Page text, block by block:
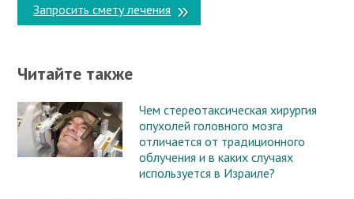
Запросить смету лечения
Читайте также
Чем стереотаксическая хирургия
опухолей головного мозга
отличается от традиционного
облучения и в каких случаях
используется в Израиле?